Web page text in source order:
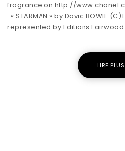
fragrance on http://
: « STARMAN » by David BOWIE
represented by Editions Fairwood
LIRE PLUS